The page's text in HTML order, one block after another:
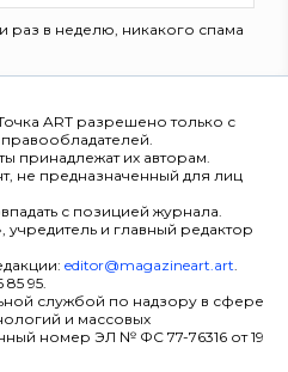
раз в неделю, никакого спама
ART разрешено только с
принадлежат их авторам.
не предназначенный для лиц
с позицией журнала.
учредитель и главный редактор
editor@magazineart.art.
95.
службой по надзору в сфере
и массовых
номер ЭЛ № ФС 77-76316 от 19